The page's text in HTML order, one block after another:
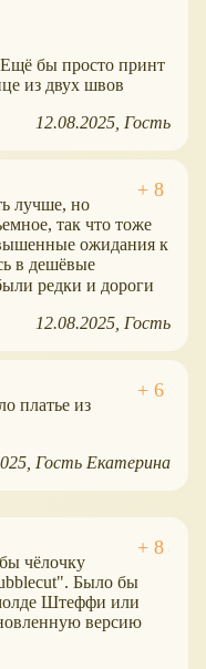
бы просто принт
из двух швов
12.08.2025 Гость
лучше, но
так что тоже
ожидания к
в дешёвые
редки и дороги
12.08.2025 Гость
платье из
Гость Екатерина
чёлочку
Было бы
Штеффи или
версию